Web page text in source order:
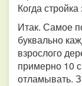
Когда
Итак. Самое
буквально
взрослого
примерно 10
отламывать.